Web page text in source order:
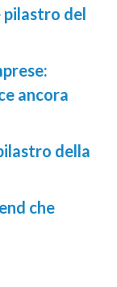
pilastro del
ancora
della
che